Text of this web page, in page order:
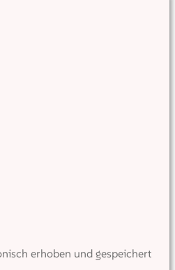
erhoben und gespeichert